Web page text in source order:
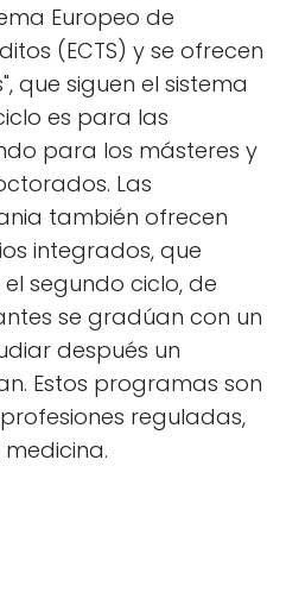
Europeo de
(ECTS) y se ofrecen
que siguen el sistema
es para las
para los másteres y
Las
también ofrecen
integrados, que
segundo ciclo, de
se gradúan con un
después un
Estos programas son
reguladas,